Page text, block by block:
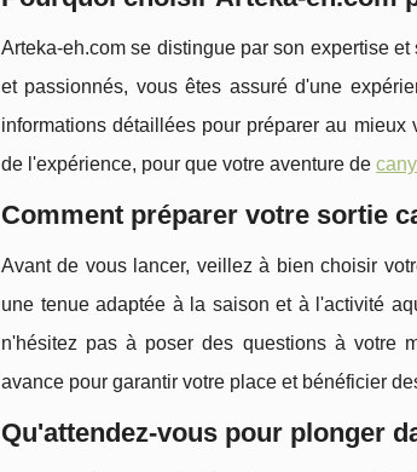
Arteka-eh.com se distingue par son expertise
et passionnés, vous êtes assuré d'une
informations détaillées pour préparer au
de l'expérience, pour que votre aventure de
Comment préparer votre sortie
Avant de vous lancer, veillez à bien choisir
une tenue adaptée à la saison et à l'activité
n'hésitez pas à poser des questions à votre
avance pour garantir votre place et bénéficier
Qu'attendez-vous pour plonger